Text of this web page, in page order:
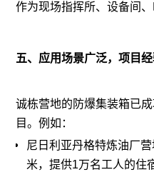
作为现场指挥所、设备间
五、应用场景广泛，项目
诚栋营地的防爆集装箱已
目。例如：
尼日利亚丹格特炼油厂
米，提供1万名工人的住